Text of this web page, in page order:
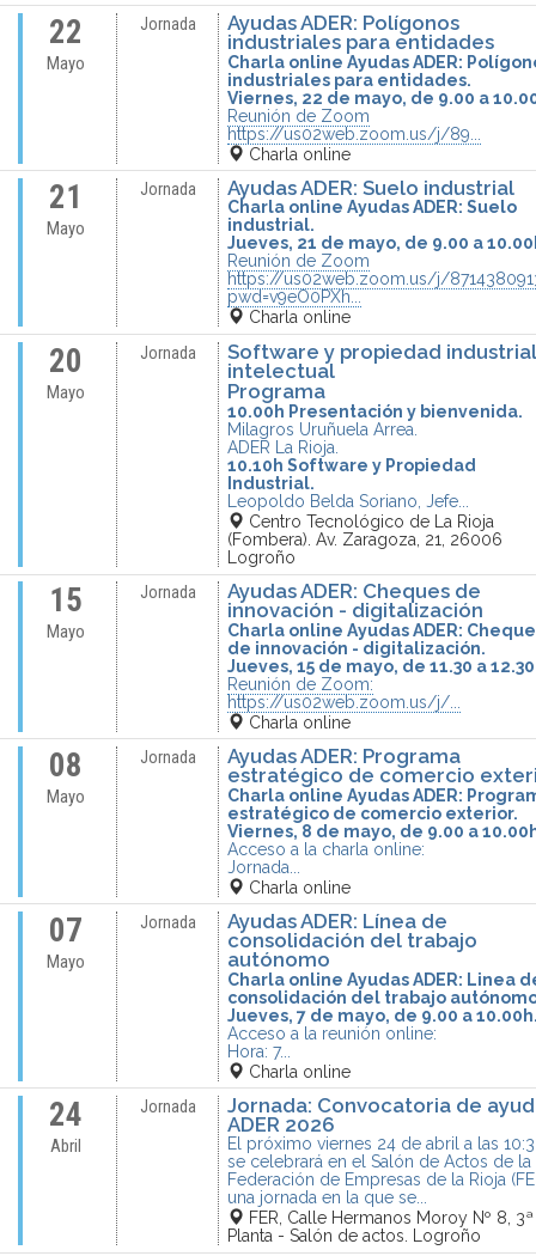
22
Mayo
Jornada
Ayudas ADER: Polígonos
industriales para entidades
Charla online Ayudas ADER:
industriales para entidades.
Viernes, 22 de mayo, de 9.00 a
Reunión de Zoom
https://us02web.zoom.us/j/89...
Charla online
21
Mayo
Jornada Ayudas ADER: Suelo industrial
Charla online Ayudas ADER: Suelo
industrial.
Jueves, 21 de mayo, de 9.00 a
Reunión de Zoom
https://us02web.zoom.us/j/
pwd=v9eO0PXh...
Charla online
20
Mayo
Jornada
Software y propiedad
intelectual
Programa
10.00h Presentación y bienvenida.
Milagros Uruñuela Arrea.
ADER La Rioja.
10.10h Software y Propiedad
Industrial.
Leopoldo Belda Soriano, Jefe...
Centro Tecnológico de La Rioja
(Fombera). Av. Zaragoza, 21, 26006
Logroño
15
Mayo
Jornada
Ayudas ADER: Cheques de
innovación - digitalización
Charla online Ayudas ADER:
de innovación - digitalización.
Jueves, 15 de mayo, de 11.30 a
Reunión de Zoom:
https://us02web.zoom.us/j/...
Charla online
08
Mayo
Jornada
Ayudas ADER: Programa
estratégico de comercio
Charla online Ayudas ADER:
estratégico de comercio exterior.
Viernes, 8 de mayo, de 9.00 a
Acceso a la charla online:
Jornada...
Charla online
07
Mayo
Jornada
Ayudas ADER: Línea de
consolidación del trabajo
autónomo
Charla online Ayudas ADER: Linea
consolidación del trabajo
Jueves, 7 de mayo, de 9.00 a
Acceso a la reunión online:
Hora: 7...
Charla online
24
Abril
Jornada
Jornada: Convocatoria de
ADER 2026
El próximo viernes 24 de abril a las
se celebrará en el Salón de Actos de la
Federación de Empresas de la Rioja
una jornada en la que se...
FER, Calle Hermanos Moroy Nº 8, 3ª
Planta - Salón de actos. Logroño